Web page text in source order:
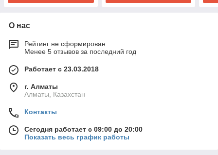
О нас
Рейтинг не сформирован
Менее 5 отзывов за последний год
Работает с 23.03.2018
г. Алматы
Алматы, Казахстан
Контакты
Сегодня работает с 09:00 до 20:00
Показать весь график работы